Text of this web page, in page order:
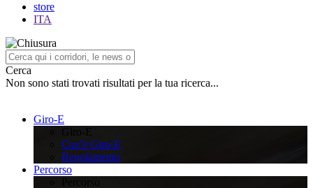
store
ITA
Cerca
Non sono stati trovati risultati per la tua ricerca...
Giro-E
Cos’è Giro-E
Regolamento
Percorso